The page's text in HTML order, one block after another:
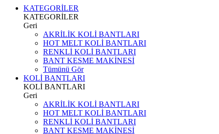
KATEGORİLER
KATEGORİLER
Geri
AKRİLİK KOLİ BANTLARI
HOT MELT KOLİ BANTLARI
RENKLİ KOLİ BANTLARI
BANT KESME MAKİNESİ
Tümünü Gör
KOLİ BANTLARI
KOLİ BANTLARI
Geri
AKRİLİK KOLİ BANTLARI
HOT MELT KOLİ BANTLARI
RENKLİ KOLİ BANTLARI
BANT KESME MAKİNESİ